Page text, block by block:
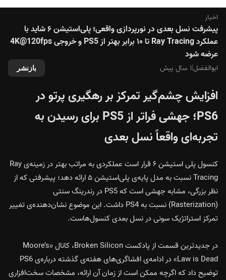
اخبار
پیشرفت نسل بعدی در نورپردازی واقعی؛ پلی‌استیشن ۶ شاید با
عملکرد Ray Tracing تا ۱۰ برابر بهتر از PS5 و خروجی 4K@120fps
عرضه شود
ابوالفضل|۱ سال پیش بازنشر
افزایش چشم‌گیر تمرکز بر رهگیری پرتو در
PS6؛ جهشی فراتر از PS5 برای رسیدن به
تجربه‌ای واقعاً نسل بعدی
کنسول پلی‌ استیشن ۶ قرار است عملکردی به‌ مراتب بهتر در زمینه‌ی Ray
Tracing نسبت به مدل پایه‌ی پلی‌استیشن ۵ ارائه دهد؛ پیشرفتی که از
نظر بزرگی، مشابه جهشی است که PS5 در رندرینگ سنتی
(Rasterization) نسبت به PS4 داشت. این موضوع نشان‌دهنده‌ی تغییر
تمرکز استراتژیکسونیدر نسل بعدی کنسول‌هاست.
در جدیدترین قسمت از پادکست Broken Silicon، کانال «Moore’s
Law is Dead» در ادامه‌ی افشاگری‌های هفته‌ی گذشته درباره‌ی PS6
توضیح داد که اگرچه ممکن است از زمان آن ارائه، مشخصات سخت‌افزاری